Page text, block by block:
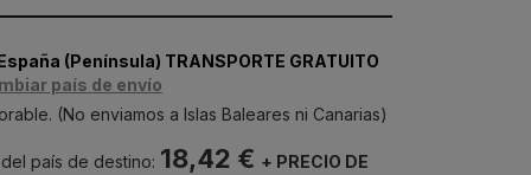
(Península) TRANSPORTE GRATUITO
país de envío
(No enviamos a Islas Baleares ni Canarias)
país de destino: 18,42 € + PRECIO DE